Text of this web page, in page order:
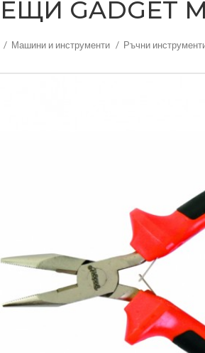
GADGET
Машини и инструменти Ръчни